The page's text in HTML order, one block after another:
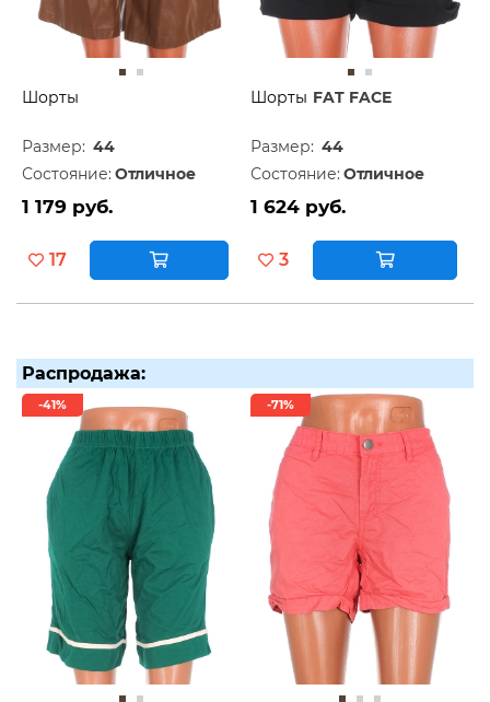
Шорты
Размер: 44
Состояние: Отличное
1 179 руб.
17
Шорты FAT FACE
Размер: 44
Состояние: Отличное
1 624 руб.
3
Распродажа:
-41% -71%